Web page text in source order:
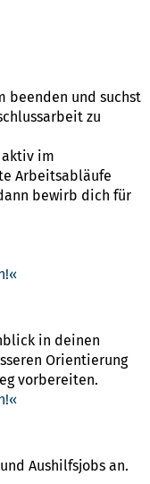
beenden und suchst
zu
aktiv im
Arbeitsabläufe
bewirb dich für
in deinen
Orientierung
vorbereiten.
Aushilfsjobs an.